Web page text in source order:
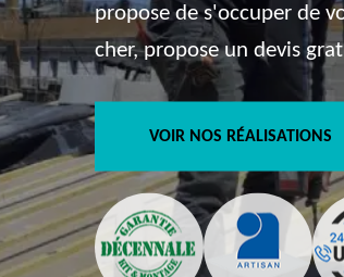
propose de s'occuper de
cher, propose un devis
VOIR NOS RÉALISATIONS